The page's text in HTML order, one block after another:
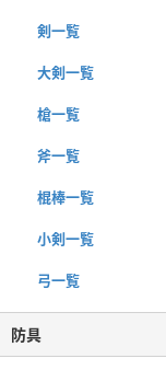
剣一覧
大剣一覧
槍一覧
斧一覧
棍棒一覧
小剣一覧
弓一覧
防具